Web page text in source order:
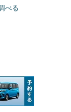
べる